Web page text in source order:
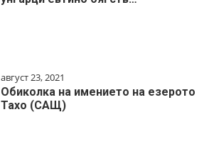
август 23, 2021
Обиколка на имението на езерото
Тахо (САЩ)